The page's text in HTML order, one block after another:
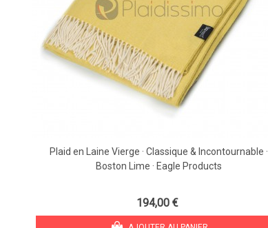
Plaid en Laine Vierge · Classique & Incontournable ·
Boston Lime · Eagle Products
194,00 €